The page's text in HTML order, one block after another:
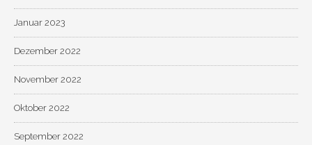
Januar 2023
Dezember 2022
November 2022
Oktober 2022
September 2022